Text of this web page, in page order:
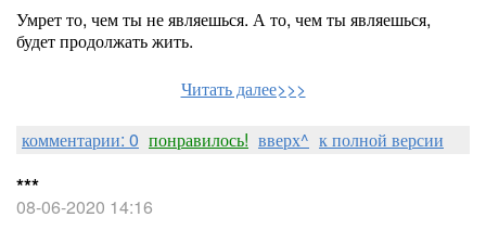
Умрет то, чем ты не являешься. А то, чем ты являешься,
будет продолжать жить.
Читать далее>>>
комментарии: 0 понравилось! вверх^ к полной версии
***
08-06-2020 14:16